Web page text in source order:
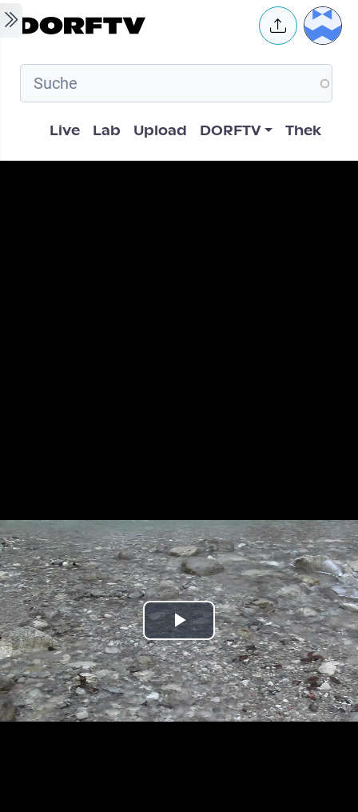
Skip to main content User
Hauptnavigation
Live Lab Upload DORFTV Thek
Play
Video